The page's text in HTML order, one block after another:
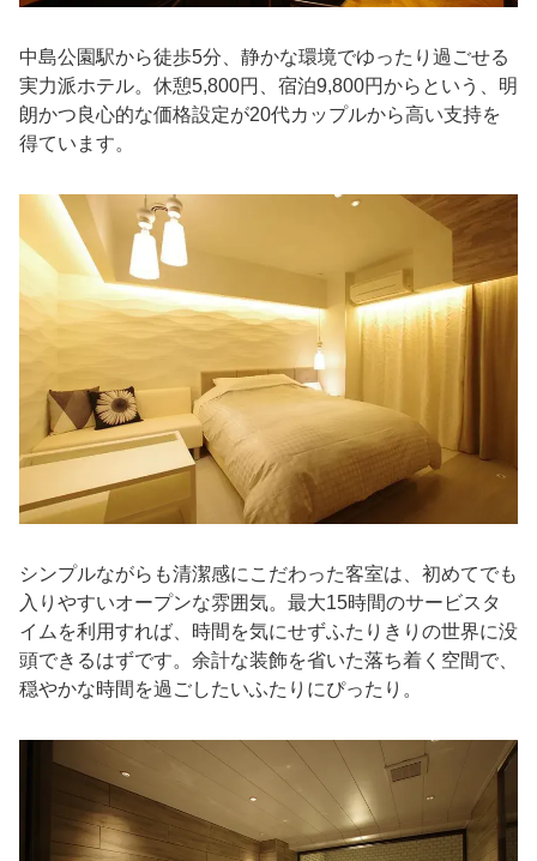
中島公園駅から徒歩5分、静かな環境でゆったり過ごせる
実力派ホテル。休憩5,800円、宿泊9,800円からという、明
朗かつ良心的な価格設定が20代カップルから高い支持を
得ています。
シンプルながらも清潔感にこだわった客室は、初めてでも
入りやすいオープンな雰囲気。最大15時間のサービスタ
イムを利用すれば、時間を気にせずふたりきりの世界に没
頭できるはずです。余計な装飾を省いた落ち着く空間で、
穏やかな時間を過ごしたいふたりにぴったり。